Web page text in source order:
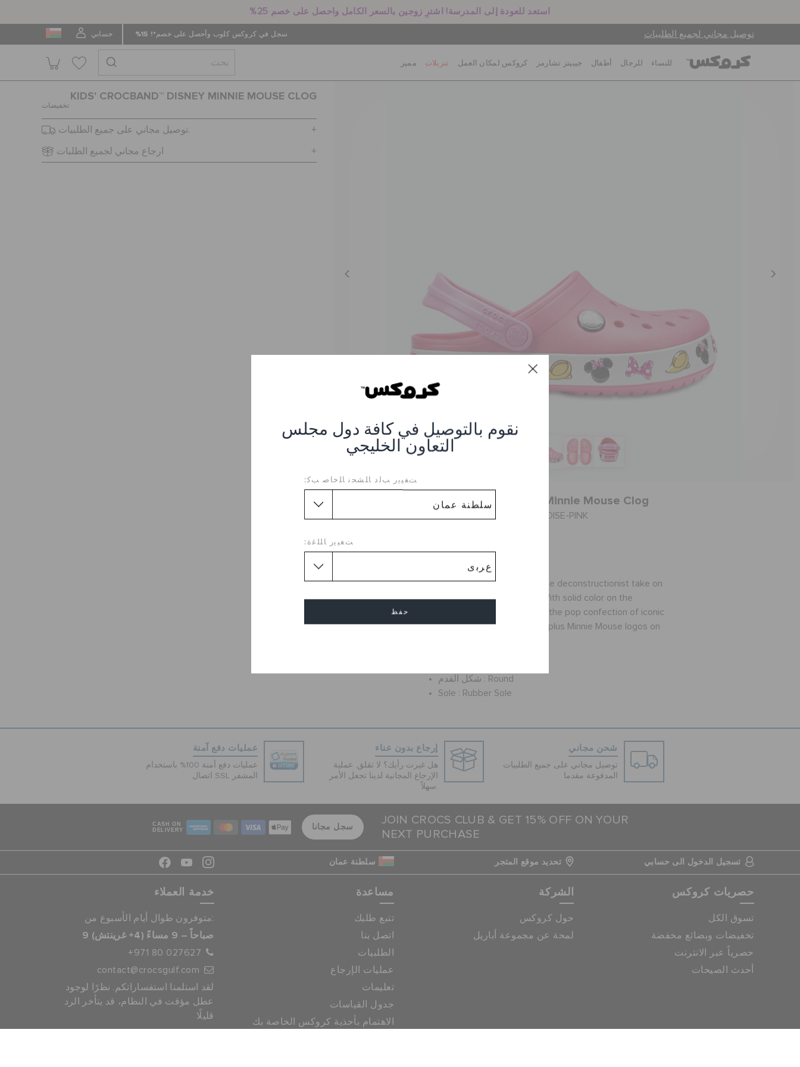
استعد للعودة إلى المدرسة! اشترِ زوجين بالسعر الكامل واحصل على خصم 25%
توصيل مجاني لجميع الطلبيات سجل في كروكس كلوب وأحصل على خصم*! 15% حسابي
نقوم بالتوصيل في كافة دول مجلس
التعاون الخليجي
ﺖﻐﻴﻳﺭ ﺐﻟﺩ ﺎﻠﺸﺤﻧ ﺎﻠﺧﺎﺻ ﺐﻛ:
ﺖﻐﻴﻳﺭ ﺎﻠﻠﻏﺓ:
حفظ
للنساء للرجال أطفال جيبيتز تشارمز كروكس لمكان العمل تنزيلات مميز
KIDS' CROCBAND™ DISNEY MINNIE MOUSE CLOG
تخفيضات
توصيل مجاني على جميع الطلبيات.
ارجاع مجاني لجميع الطلبات
Kids' Crocband™ Disney Minnie Mouse Clog
العنصر #CR-204993-6NP-PARADISE-PINK
Call it clever design or pop art, the deconstructionist take on
Minnie Mouse rocks the Crocs. With solid color on the
perforated uppers giving way to the pop confection of iconic
mouse ears and polka dot bows plus Minnie Mouse logos on
شكل القدم : Round
Sole : Rubber Sole
شحن مجاني
توصيل مجاني على جميع الطلبيات
المدفوعة مقدما
إرجاع بدون عناء
هل غيرت رأيك؟ لا تقلق. عملية
الإرجاع المجانية لدينا تجعل الأمر
سهلاً.
عمليات دفع آمنة
عمليات دفع آمنة 100% باستخدام
اتصال SSL المشفر
JOIN CROCS CLUB & GET 15% OFF ON YOUR
NEXT PURCHASE
سجل مجانا
CASH ON
DELIVERY
تسجيل الدخول الى حسابي تحديد موقع المتجر سلطنة عمان
حصريات كروكس
تسوق الكل
تخفيضات وبضائع مخفضة
حصرياً عبر الانترنت
أحدث الصيحات
الشركة
حول كروكس
لمحة عن مجموعة أباريل
مساعدة
تتبع طلبك
اتصل بنا
الطلبيات
عمليات الإرجاع
تعليمات
جدول القياسات
الاهتمام بأحذية كروكس الخاصة بك
خدمة العملاء
متوفرون طوال أيام الأسبوع من:
9 صباحاً – 9 مساءً (4+ غرينتش)
+971 80 027627
contact@crocsgulf.com
لقد استلمنا استفساراتكم. نظرًا لوجود
عطل مؤقت في النظام، قد يتأخر الرد
قليلًا